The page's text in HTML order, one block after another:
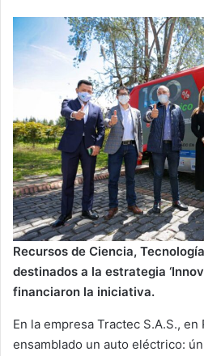
Recursos de Ciencia,
destinados a la estrategia
financiaron la iniciativa.
En la empresa Tractec S.A.S.,
ensamblado un auto eléctrico: